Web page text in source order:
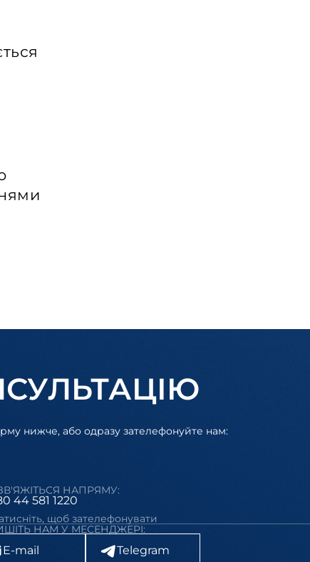
нижче, або одразу зателефонуйте нам:
НАПРЯМУ:
44 581 1220
щоб зателефонувати
НАМ У МЕСЕНДЖЕРІ:
E-mail Telegram